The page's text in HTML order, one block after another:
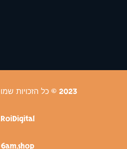
2023 © כל הזכויות שמורות ל Buy24
RoiDigital
6am.shop